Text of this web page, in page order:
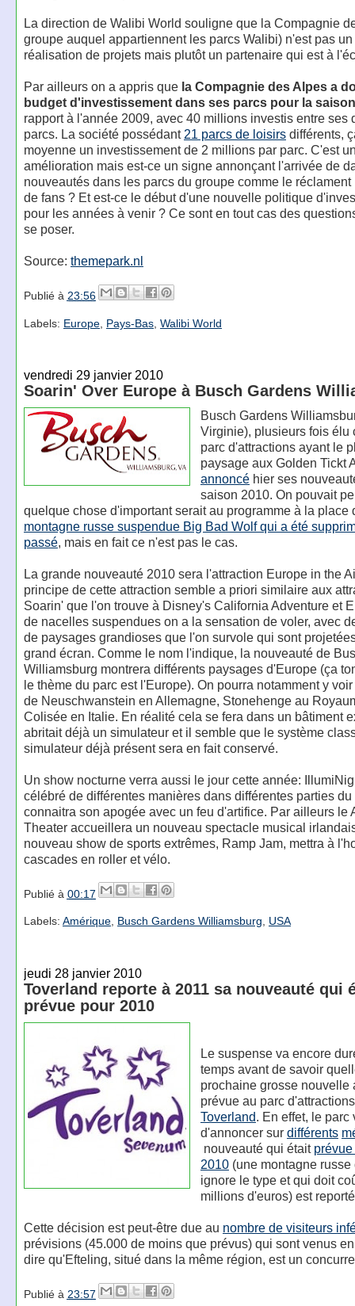
La direction de Walibi World souligne que la Compagnie
groupe auquel appartiennent les parcs Walibi) n'est pas
réalisation de projets mais plutôt un partenaire qui est à
Par ailleurs on a appris quela Compagnie des Alpes a
budget d'investissement dans ses parcs pour la
rapport à l'année 2009, avec 40 millions investis entre ses
parcs. La société possédant 21 parcs de loisirsdifférents,
moyenne un investissement de 2 millions par parc. C'est
amélioration mais est-ce un signe annonçant l'arrivée de
nouveautés dans les parcs du groupe comme le
de fans ? Et est-ce le début d'une nouvelle politique
pour les années à venir ? Ce sont en tout cas des
se poser.
Source: themepark.nl
Publié à 23:56
Labels: Europe, Pays-Bas, Walibi World
vendredi 29 janvier 2010
Soarin' Over Europe à Busch Gardens
Busch Gardens
Virginie), plusieurs fois élu
parc d'attractions ayant le
paysage aux Golden Tickt
annoncéhier ses
saison 2010. On pouvait
quelque chose d'important serait au programme à la place
montagne russe suspendue Big Bad Wolf qui a été
passé, mais en fait ce n'est pas le cas.
La grande nouveauté 2010 sera l'attraction Europe in the
principe de cette attraction semble a priori similaire aux
Soarin' que l'on trouve à Disney's California Adventure et
de nacelles suspendues on a la sensation de voler, avec
de paysages grandioses que l'on survole qui sont
grand écran. Comme le nom l'indique, la nouveauté de
Williamsburg montrera différents paysages d'Europe (ça
le thème du parc est l'Europe). On pourra notamment y
de Neuschwanstein en Allemagne, Stonehenge au
Colisée en Italie. En réalité cela se fera dans un bâtiment
abritait déjà un simulateur et il semble que le système
simulateur déjà présent sera en fait conservé.
Un show nocturne verra aussi le jour cette année:
célébré de différentes manières dans différentes parties du
connaitra son apogée avec un feu d'artifice. Par ailleurs le
Theater accueillera un nouveau spectacle musical
nouveau show de sports extrêmes, Ramp Jam, mettra à
cascades en roller et vélo.
Publié à 00:17
Labels: Amérique, Busch Gardens Williamsburg, USA
jeudi 28 janvier 2010
Toverland reporte à 2011 sa nouveauté qui
prévue pour 2010
Le suspense va encore
temps avant de savoir
prochaine grosse nouvelle
prévue au parc
Toverland. En effet, le parc
d'annoncer sur différents
nouveauté qui était
2010(une montagne russe
ignore le type et qui doit
millions d'euros) est
Cette décision est peut-être due au nombre de visiteurs
prévisions (45.000 de moins que prévus) qui sont venus
dire qu'Efteling, situé dans la même région, est un
Publié à 23:57